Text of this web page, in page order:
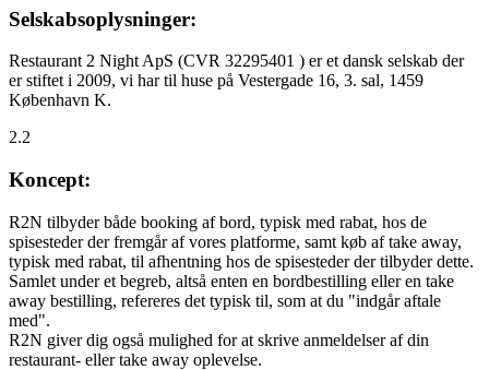
Selskabsoplysninger:
Restaurant 2 Night ApS (CVR 32295401 ) er et dansk selskab der
er stiftet i 2009, vi har til huse på Vestergade 16, 3. sal, 1459
København K.
2.2
Koncept:
R2N tilbyder både booking af bord, typisk med rabat, hos de
spisesteder der fremgår af vores platforme, samt køb af take away,
typisk med rabat, til afhentning hos de spisesteder der tilbyder dette.
Samlet under et begreb, altså enten en bordbestilling eller en take
away bestilling, refereres det typisk til, som at du "indgår aftale
med".
R2N giver dig også mulighed for at skrive anmeldelser af din
restaurant- eller take away oplevelse.